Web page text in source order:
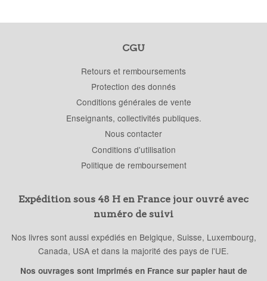
CGU
Retours et remboursements
Protection des donnés
Conditions générales de vente
Enseignants, collectivités publiques.
Nous contacter
Conditions d'utilisation
Politique de remboursement
Expédition sous 48 H en France jour ouvré avec
numéro de suivi
Nos livres sont aussi expédiés en Belgique, Suisse, Luxembourg,
Canada, USA et dans la majorité des pays de l'UE.
Nos ouvrages sont imprimés en France sur papier haut de